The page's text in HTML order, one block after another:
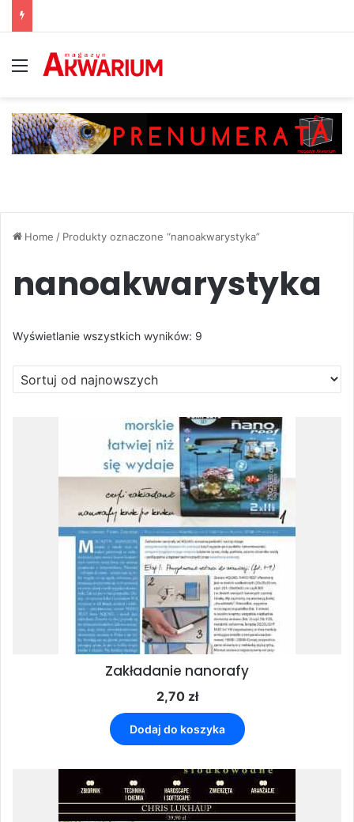
Menu
Home / Produkty oznaczone “nanoakwarystyka”
nanoakwarystyka
Wyświetlanie wszystkich wyników: 9
według
najnowszych
Zakładanie nanorafy
2,70 zł
Dodaj do koszyka